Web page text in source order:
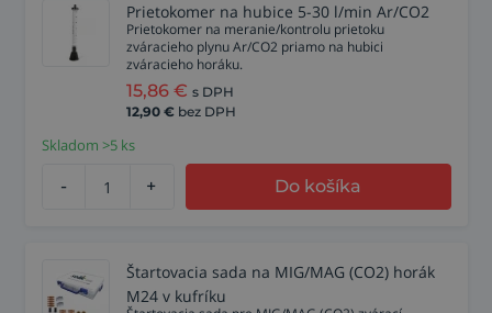
Prietokomer na hubice 5-30 l/min Ar/CO2
Prietokomer na meranie/kontrolu prietoku
zváracieho plynu Ar/CO2 priamo na hubici
zváracieho horáku.
15,86 € s DPH
12,90 € bez DPH
Skladom >5 ks
- + Do košíka
Štartovacia sada na MIG/MAG (CO2) horák
M24 v kufríku